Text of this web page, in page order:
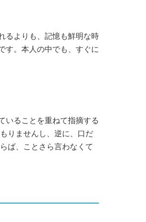
るよりも、記憶も鮮明な時
す。本人の中でも、すぐに
いることを重ねて指摘する
りませんし、逆に、口だ
ば、ことさら言わなくて